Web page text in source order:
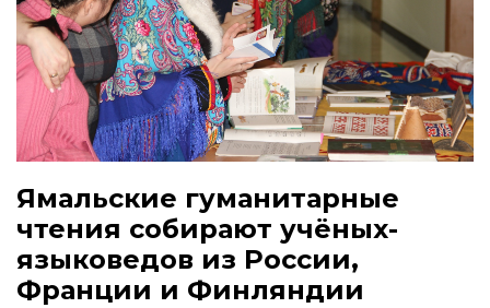
Ямальские гуманитарные
чтения собирают учёных-
языковедов из России,
Франции и Финляндии